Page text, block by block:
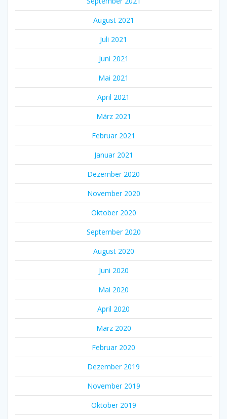
August 2021
Juli 2021
Juni 2021
Mai 2021
April 2021
März 2021
Februar 2021
Januar 2021
Dezember 2020
November 2020
Oktober 2020
September 2020
August 2020
Juni 2020
Mai 2020
April 2020
März 2020
Februar 2020
Dezember 2019
November 2019
Oktober 2019